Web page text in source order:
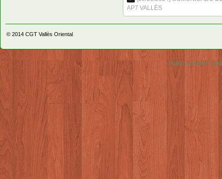
AP7 VALLÈS
© 2014 CGT Vallès Oriental
Video & Audio